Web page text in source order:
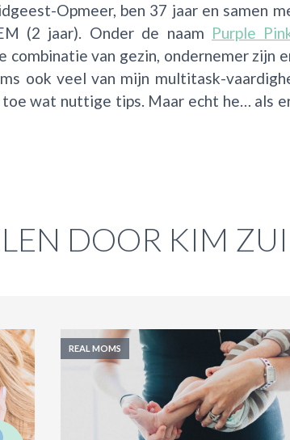
Opmeer, ben 37 jaar en samen
(2 jaar). Onder de naam Purple
combinatie van gezin, ondernemer zijn
ook veel van mijn multitask-
wat nuttige tips. Maar echt he… als
DOOR KIM
REAL MOMS